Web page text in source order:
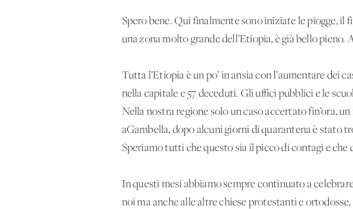
Spero bene. Qui finalmente sono iniziate le piogge, il
una zona molto grande dell’Etiopia, è già bello
Tutta l’Etiopia è un po’ in ansia con l’aumentare dei
nella capitale e 57 deceduti. Gli uffici pubblici e le
Nella nostra regione solo un caso accertato fin’ora,
aGambella, dopo alcuni giorni di quarantena è stato
Speriamo tutti che questo sia il picco di contagi e che
In questi mesi abbiamo sempre continuato a
noi ma anche alle altre chiese protestanti e